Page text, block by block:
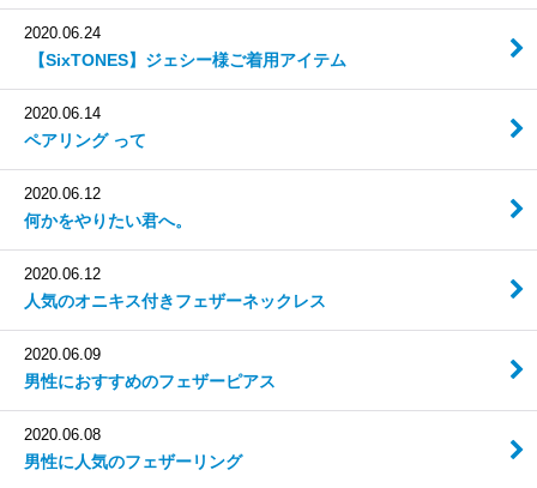
2020.06.24
【SixTONES】 ジェシー様ご着用アイテム
2020.06.14
ペアリング って
2020.06.12
何かをやりたい君へ。
2020.06.12
人気のオニキス付きフェザーネックレス
2020.06.09
男性におすすめのフェザーピアス
2020.06.08
男性に人気のフェザーリング